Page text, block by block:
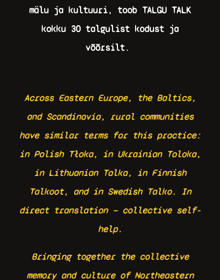
mälu ja kultuuri, toob TALGU TALK
kokku 30 talgulist kodust ja
võõrsilt.
Across Eastern Europe, the Baltics,
and Scandinavia, rural communities
have similar terms for this practice:
in Polish Tłoka, in Ukrainian Toloka,
in Lithuanian Talka, in Finnish
Talkoot, and in Swedish Talko. In
direct translation — collective self-
help.
Bringing together the collective
memory and culture of Northeastern